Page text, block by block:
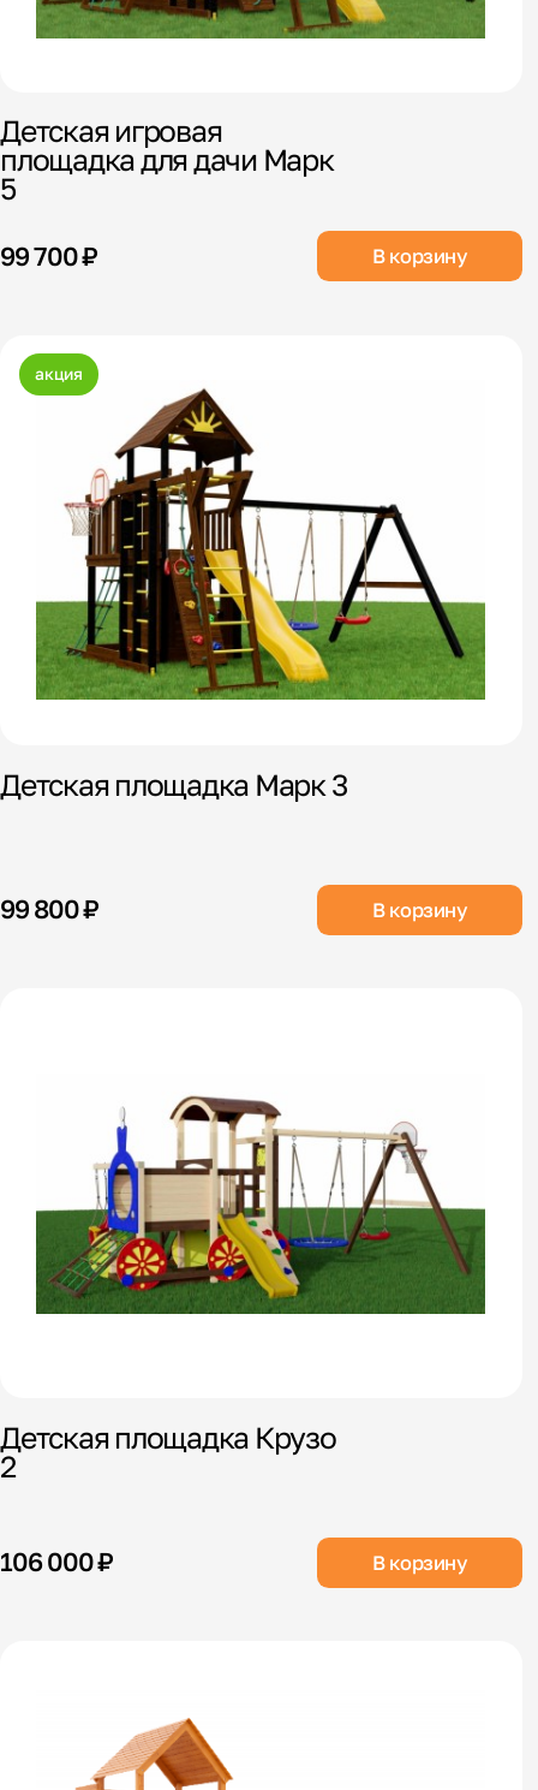
Детская игровая
площадка для дачи Марк
5
99 700 ₽ В корзину
акция
Детская площадка Марк 3
99 800 ₽ В корзину
Детская площадка Крузо
2
106 000 ₽ В корзину